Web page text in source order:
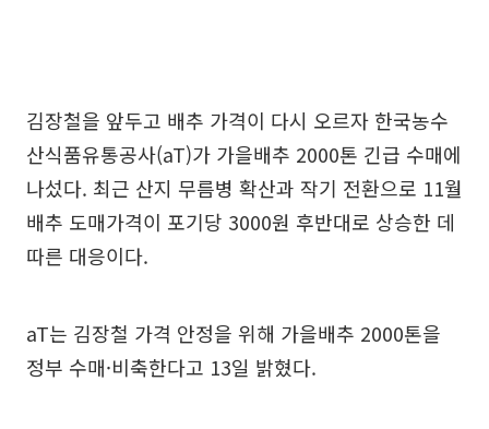
김장철을 앞두고 배추 가격이 다시 오르자 한국농수
산식품유통공사(aT)가 가을배추 2000톤 긴급 수매에
나섰다. 최근 산지 무름병 확산과 작기 전환으로 11월
배추 도매가격이 포기당 3000원 후반대로 상승한 데
따른 대응이다.
aT는 김장철 가격 안정을 위해 가을배추 2000톤을
정부 수매·비축한다고 13일 밝혔다.